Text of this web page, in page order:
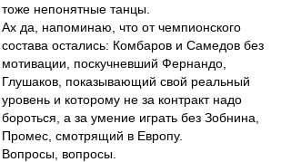
тоже непонятные танцы.
Ах да, напоминаю, что от чемпионского
состава остались: Комбаров и Самедов без
мотивации, поскучневший Фернандо,
Глушаков, показывающий свой реальный
уровень и которому не за контракт надо
бороться, а за умение играть без Зобнина,
Промес, смотрящий в Европу.
Вопросы, вопросы.